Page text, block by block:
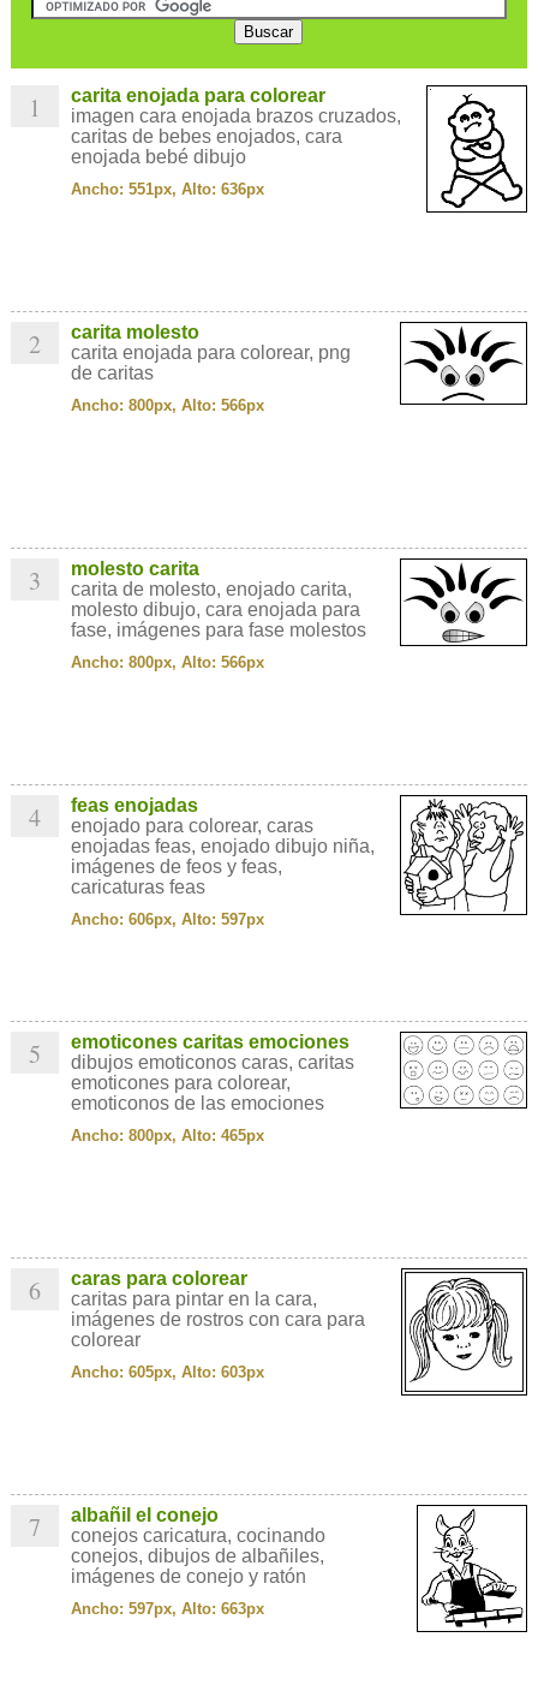
1
carita enojada para colorear
imagen cara enojada brazos cruzados,
caritas de bebes enojados, cara
enojada bebé dibujo
Ancho: 551px, Alto: 636px
2
carita molesto
carita enojada para colorear, png
de caritas
Ancho: 800px, Alto: 566px
3
molesto carita
carita de molesto, enojado carita,
molesto dibujo, cara enojada para
fase, imágenes para fase molestos
Ancho: 800px, Alto: 566px
4
feas enojadas
enojado para colorear, caras
enojadas feas, enojado dibujo niña,
imágenes de feos y feas,
caricaturas feas
Ancho: 606px, Alto: 597px
5
emoticones caritas emociones
dibujos emoticonos caras, caritas
emoticones para colorear,
emoticonos de las emociones
Ancho: 800px, Alto: 465px
6
caras para colorear
caritas para pintar en la cara,
imágenes de rostros con cara para
colorear
Ancho: 605px, Alto: 603px
7
albañil el conejo
conejos caricatura, cocinando
conejos, dibujos de albañiles,
imágenes de conejo y ratón
Ancho: 597px, Alto: 663px